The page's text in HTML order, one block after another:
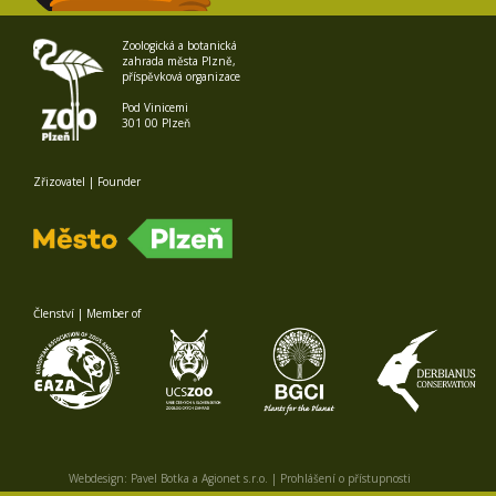
Zoologická a botanická
zahrada města Plzně,
příspěvková organizace
Pod Vinicemi
301 00 Plzeň
Zřizovatel | Founder
Členství | Member of
Webdesign: Pavel Botka a Agionet s.r.o. | Prohlášení o přístupnosti